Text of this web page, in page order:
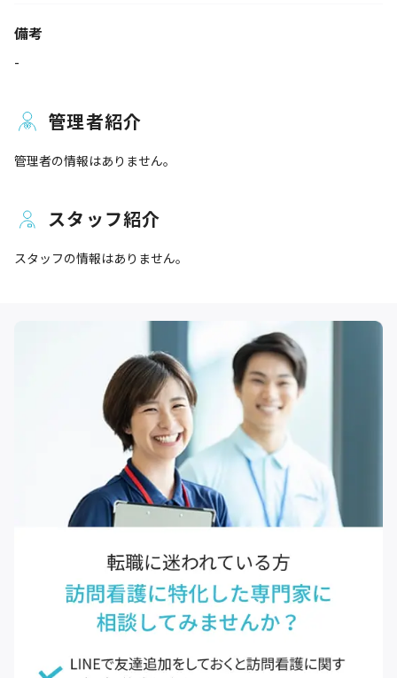
備考
-
管理者紹介
管理者の情報はありません。
スタッフ紹介
スタッフの情報はありません。